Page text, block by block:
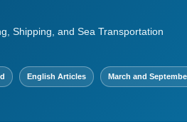
Shipping, and Sea Transportation
English Articles March and